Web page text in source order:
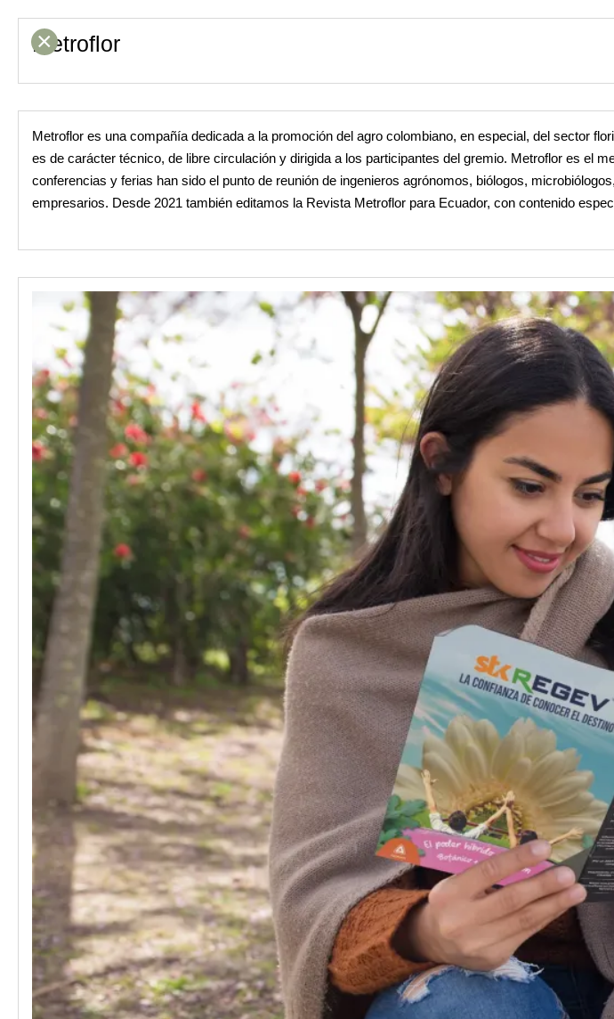
×
Metroflor
Metroflor es una compañía dedicada a la promoción del agro colombiano, en especial, del sector
es de carácter técnico, de libre circulación y dirigida a los participantes del gremio. Metroflor es el
conferencias y ferias han sido el punto de reunión de ingenieros agrónomos, biólogos,
empresarios. Desde 2021 también editamos la Revista Metroflor para Ecuador, con contenido